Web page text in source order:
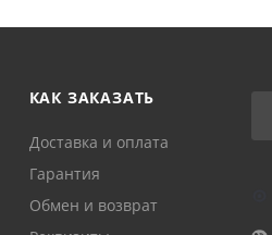
КАК ЗАКАЗАТЬ
Доставка и оплата
Гарантия
Обмен и возврат